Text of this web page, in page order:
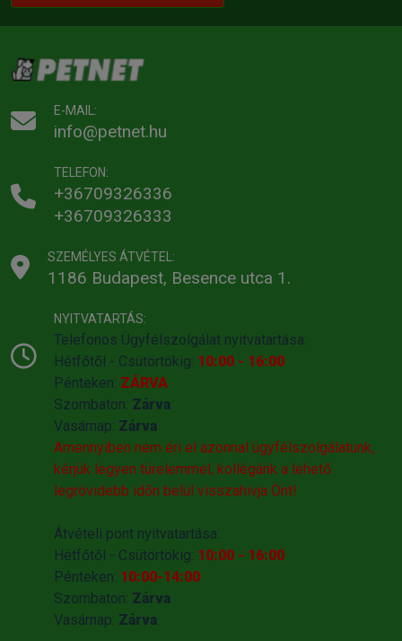
E-MAIL:
info@petnet.hu
TELEFON:
+36709326336
+36709326333
SZEMÉLYES ÁTVÉTEL:
1186 Budapest, Besence utca 1.
NYITVATARTÁS:
Telefonos Ügyfélszolgálat nyitvatartása:
Hétfőtől - Csütörtökig: 10:00 - 16:00
Pénteken: ZÁRVA
Szombaton: Zárva
Vasárnap: Zárva
Amennyiben nem éri el azonnal ügyfélszolgálatunk,
kérjük legyen türelemmel, kollégánk a lehető
legrövidebb időn belül visszahivja Önt!
Átvételi pont nyitvatartása:
Hétfőtől - Csütörtökig: 10:00 - 16:00
Pénteken: 10:00-14:00
Szombaton: Zárva
Vasárnap: Zárva